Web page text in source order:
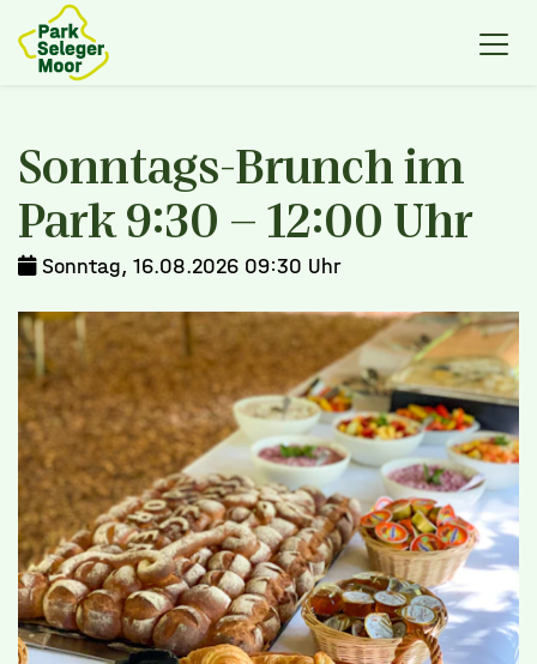
Sonntags-Brunch im
Park 9:30 - 12:00 Uhr
Sonntag, 16.08.2026 09:30 Uhr